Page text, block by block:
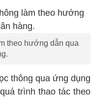
theo hướng dẫn qua
thông qua ứng dụng
trình thao tác theo